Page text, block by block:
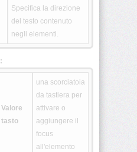
Specifica la direzione
del testo contenuto
negli elementi.
:
Valore
tasto
una scorciatoia
da tastiera per
attivare o
aggiungere il
focus
all'elemento